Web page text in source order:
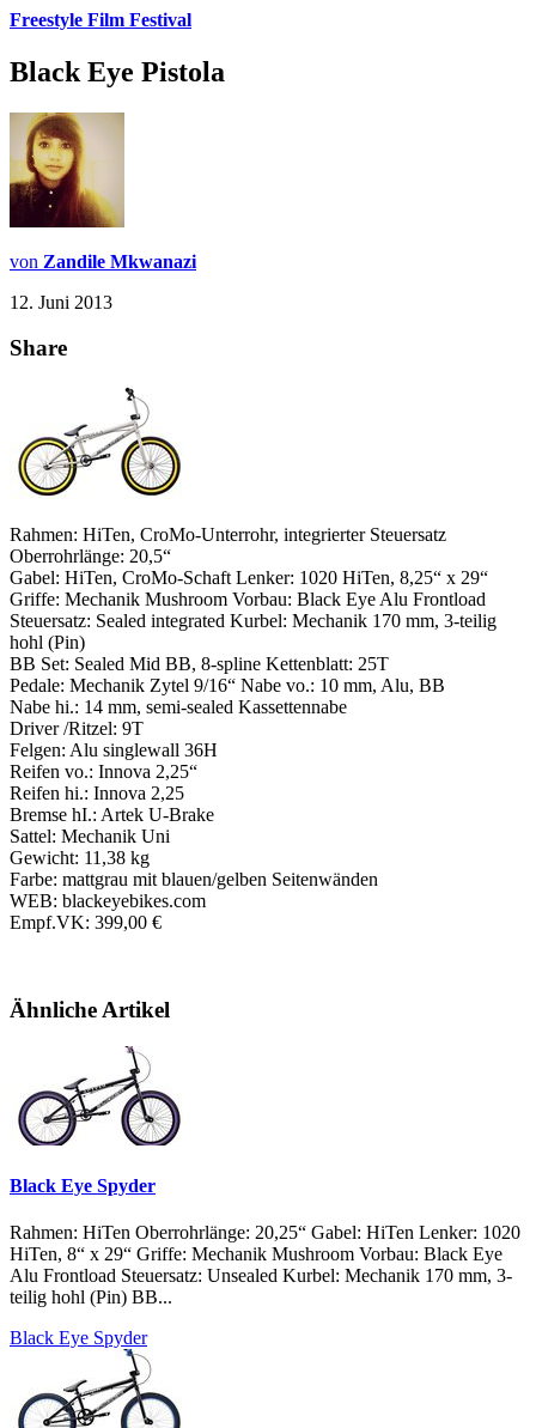
Freestyle Film Festival
Black Eye Pistola
von Zandile Mkwanazi
12. Juni 2013
Share
Rahmen: HiTen, CroMo-Unterrohr, integrierter Steuersatz
Oberrohrlänge: 20,5“
Gabel: HiTen, CroMo-Schaft Lenker: 1020 HiTen, 8,25“ x 29“
Griffe: Mechanik Mushroom Vorbau: Black Eye Alu Frontload
Steuersatz: Sealed integrated Kurbel: Mechanik 170 mm, 3-teilig
hohl (Pin)
BB Set: Sealed Mid BB, 8-spline Kettenblatt: 25T
Pedale: Mechanik Zytel 9/16“ Nabe vo.: 10 mm, Alu, BB
Nabe hi.: 14 mm, semi-sealed Kassettennabe
Driver /Ritzel: 9T
Felgen: Alu singlewall 36H
Reifen vo.: Innova 2,25“
Reifen hi.: Innova 2,25
Bremse hI.: Artek U-Brake
Sattel: Mechanik Uni
Gewicht: 11,38 kg
Farbe: mattgrau mit blauen/gelben Seitenwänden
WEB: blackeyebikes.com
Empf.VK: 399,00 €
Ähnliche Artikel
Black Eye Spyder
Rahmen: HiTen Oberrohrlänge: 20,25“ Gabel: HiTen Lenker: 1020
HiTen, 8“ x 29“ Griffe: Mechanik Mushroom Vorbau: Black Eye
Alu Frontload Steuersatz: Unsealed Kurbel: Mechanik 170 mm, 3-
teilig hohl (Pin) BB...
Black Eye Spyder